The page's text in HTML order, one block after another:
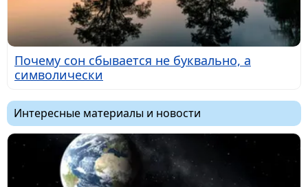
Почему сон сбывается не буквально, а
символически
Интересные материалы и новости